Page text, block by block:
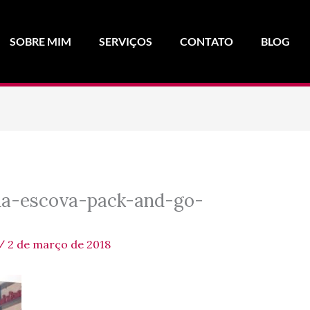
SOBRE MIM SERVIÇOS CONTATO BLOG
escova-pack-and-go-
/ 2 de março de 2018